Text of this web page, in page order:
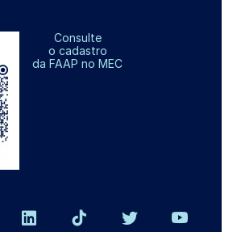
Consulte
o cadastro
da FAAP no MEC